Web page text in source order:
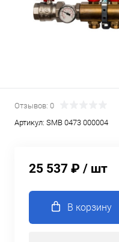
Отзывов: 0
Артикул: SMB 0473 000004
25 537 ₽ / шт
В корзину